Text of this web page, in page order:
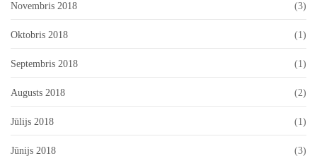
Novembris 2018 (3)
Oktobris 2018 (1)
Septembris 2018 (1)
Augusts 2018 (2)
Jūlijs 2018 (1)
Jūnijs 2018 (3)